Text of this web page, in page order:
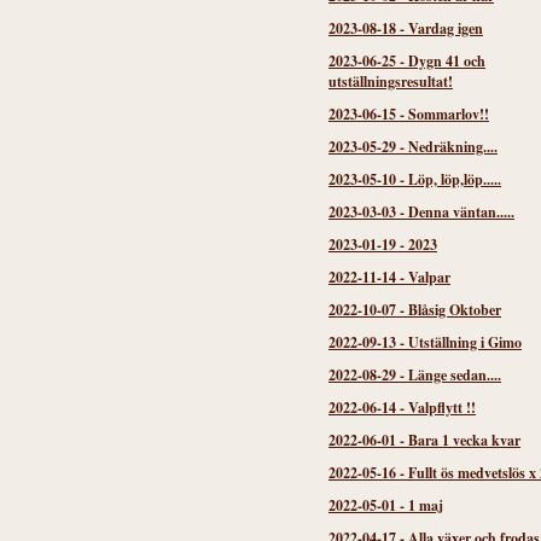
2023-08-18-Vardag igen
2023-06-25-Dygn 41 och
utställningsresultat!
2023-06-15-Sommarlov!!
2023-05-29-Nedräkning....
2023-05-10-Löp, löp,löp.....
2023-03-03-Denna väntan.....
2023-01-19-2023
2022-11-14-Valpar
2022-10-07-Blåsig Oktober
2022-09-13-Utställning i Gimo
2022-08-29-Länge sedan....
2022-06-14-Valpflytt !!
2022-06-01 -Bara 1 vecka kvar
2022-05-16-Fullt ös medvetslös x
2022-05-01 - 1 maj